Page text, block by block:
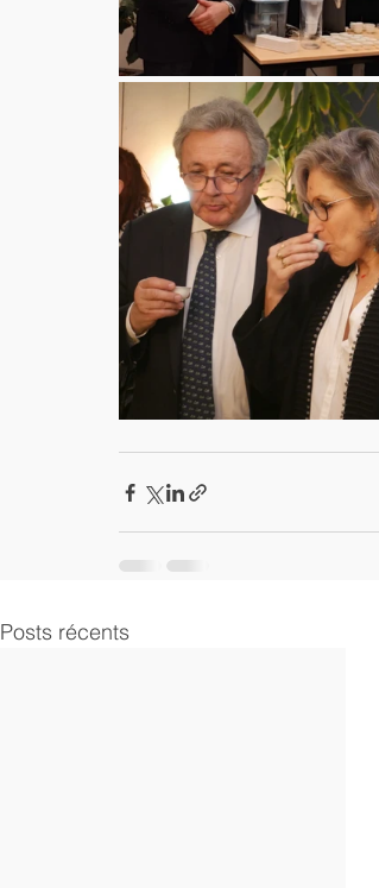
Posts récents